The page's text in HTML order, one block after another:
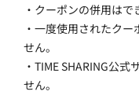
・クーポンの併用はで
・一度使用されたク
せん。
・TIME SHARING公
せん。